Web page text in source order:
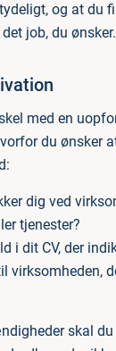
og at du
job, du ønsker.
med en
du ønsker
dig ved
tjenester?
i dit CV, der
virksomheden,
skal